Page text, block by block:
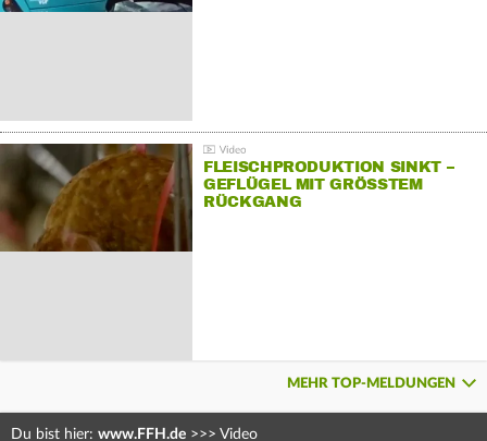
FLEISCHPRODUKTION SINKT –
GEFLÜGEL MIT GRÖSSTEM R
ÜCKGANG
MEHR TOP-MELDUNGEN
Du bist hier: www.FFH.de >>> Video